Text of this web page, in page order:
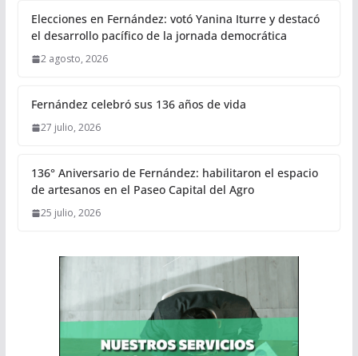
Elecciones en Fernández: votó Yanina Iturre y destacó
el desarrollo pacífico de la jornada democrática
2 agosto, 2026
Fernández celebró sus 136 años de vida
27 julio, 2026
136° Aniversario de Fernández: habilitaron el espacio
de artesanos en el Paseo Capital del Agro
25 julio, 2026